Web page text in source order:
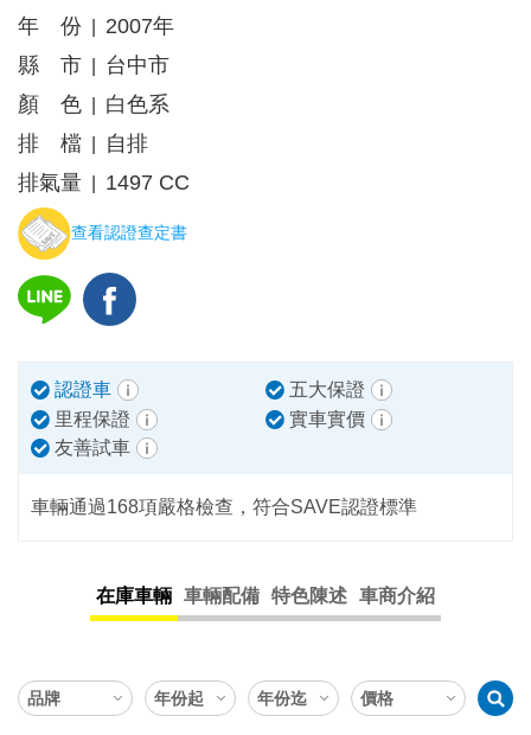
年 份
2007年
縣 市
台中市
顏 色
白色系
排 檔
自排
排氣量
1497 CC
查看認證查定書
認證車
五大保證
里程保證
實車實價
友善試車
車輛通過168項嚴格檢查，符合SAVE認證標準
在庫車輛 車輛配備 特色陳述 車商介紹